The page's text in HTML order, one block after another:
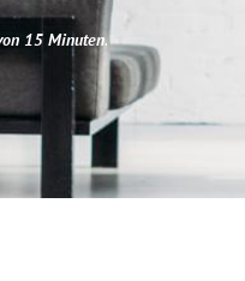
15 Minuten.